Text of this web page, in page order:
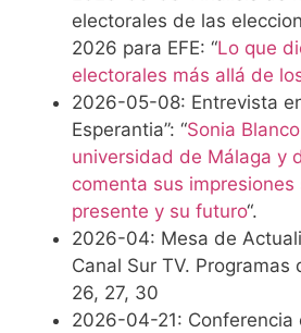
electorales de las
2026 para EFE: “Lo que
electorales más allá de
2026-05-08: Entrevista
Esperantia”: “Sonia
universidad de Málaga y
comenta sus impresiones
presente y su futuro“.
2026-04: Mesa de
Canal Sur TV. Programas
26, 27, 30
2026-04-21: Conferencia